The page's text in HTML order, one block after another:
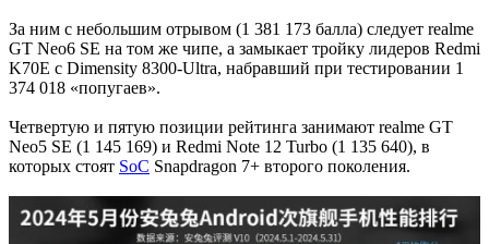
За ним с небольшим отрывом (1 381 173 балла) следует realme
GT Neo6 SE на том же чипе, а замыкает тройку лидеров Redmi
K70E с Dimensity 8300-Ultra, набравший при тестировании 1
374 018 «попугаев».
Четвертую и пятую позиции рейтинга занимают realme GT
Neo5 SE (1 145 169) и Redmi Note 12 Turbo (1 135 640), в
которых стоят SoC Snapdragon 7+ второго поколения.